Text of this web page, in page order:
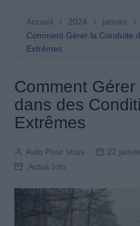
Accueil 2024 janvier
Comment Gérer la Conduite
Extrêmes
Comment
dans des
Extrêmes
Auto Pour Vous 22
Actus Info